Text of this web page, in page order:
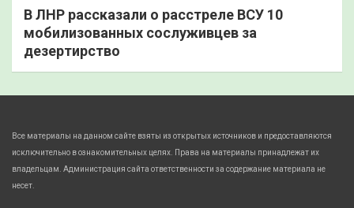
В ЛНР рассказали о расстреле ВСУ 10
мобилизованных сослуживцев за
дезертирство
Все материалы на данном сайте взяты из открытых источников и предоставляются
исключительно в ознакомительных целях. Права на материалы принадлежат их
владельцам. Администрация сайта ответственности за содержание материала не
несет.